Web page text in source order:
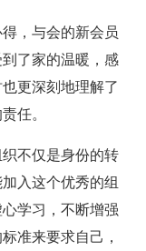
，与会的新会员
了家的温暖，感
更深刻地理解了
任。
不仅是身份的转
入这个优秀的组
学习，不断增强
准来要求自己，